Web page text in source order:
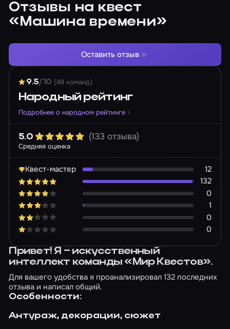
Отзывы на квест
«Машина времени»
9.5/10 (48 команд)
Народный рейтинг
Подробнее о народном рейтинге
Средняя оценка
5.0 (133 отзыва)
Квест-мастер
12
132
0
1
0
0
Оставить отзыв
Привет! Я – искусственный
интеллект команды «Мир Квестов».
Для вашего удобства я проанализировал 132 последних
отзыва и написал общий.
Особенности:
Антураж, декорации, сюжет